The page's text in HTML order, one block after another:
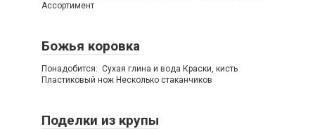
Ассортимент
Божья коровка
Понадобится: Сухая глина и вода Краски, кисть
Пластиковый нож Несколько стаканчиков
Поделки из крупы